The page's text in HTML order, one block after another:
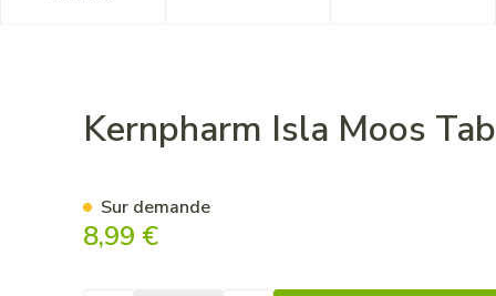
Kernpharm Isla Moos
8,99 €
Sur demande